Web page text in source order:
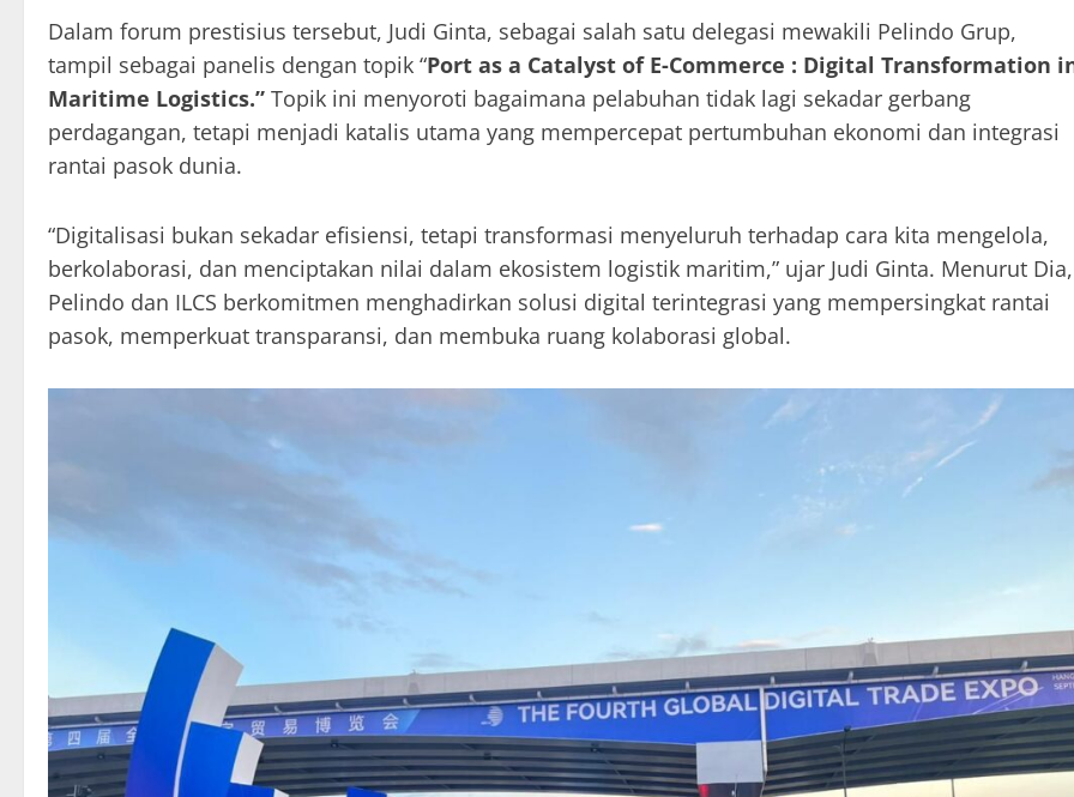
Dalam forum prestisius tersebut, Judi Ginta, sebagai salah satu delegasi mewakili Pelindo Grup,
tampil sebagai panelis dengan topik “Port as a Catalyst of E-Commerce : Digital Transformation
Maritime Logistics.” Topik ini menyoroti bagaimana pelabuhan tidak lagi sekadar gerbang
perdagangan, tetapi menjadi katalis utama yang mempercepat pertumbuhan ekonomi dan integrasi
rantai pasok dunia.
“Digitalisasi bukan sekadar efisiensi, tetapi transformasi menyeluruh terhadap cara kita mengelola,
berkolaborasi, dan menciptakan nilai dalam ekosistem logistik maritim,” ujar Judi Ginta. Menurut Dia,
Pelindo dan ILCS berkomitmen menghadirkan solusi digital terintegrasi yang mempersingkat rantai
pasok, memperkuat transparansi, dan membuka ruang kolaborasi global.